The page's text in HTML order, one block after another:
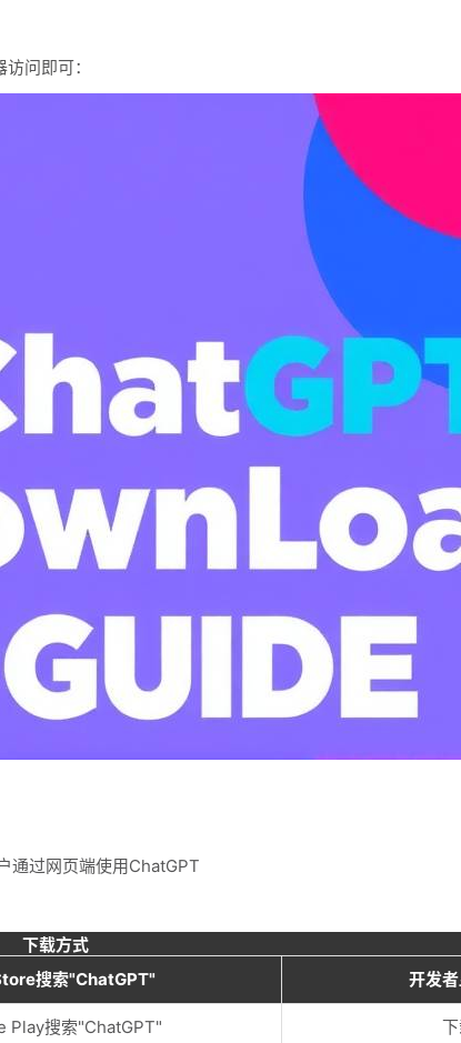
问即可：
通过网页端使用ChatGPT
下载方式
搜索"ChatGPT" 开发
Play搜索"ChatGPT"